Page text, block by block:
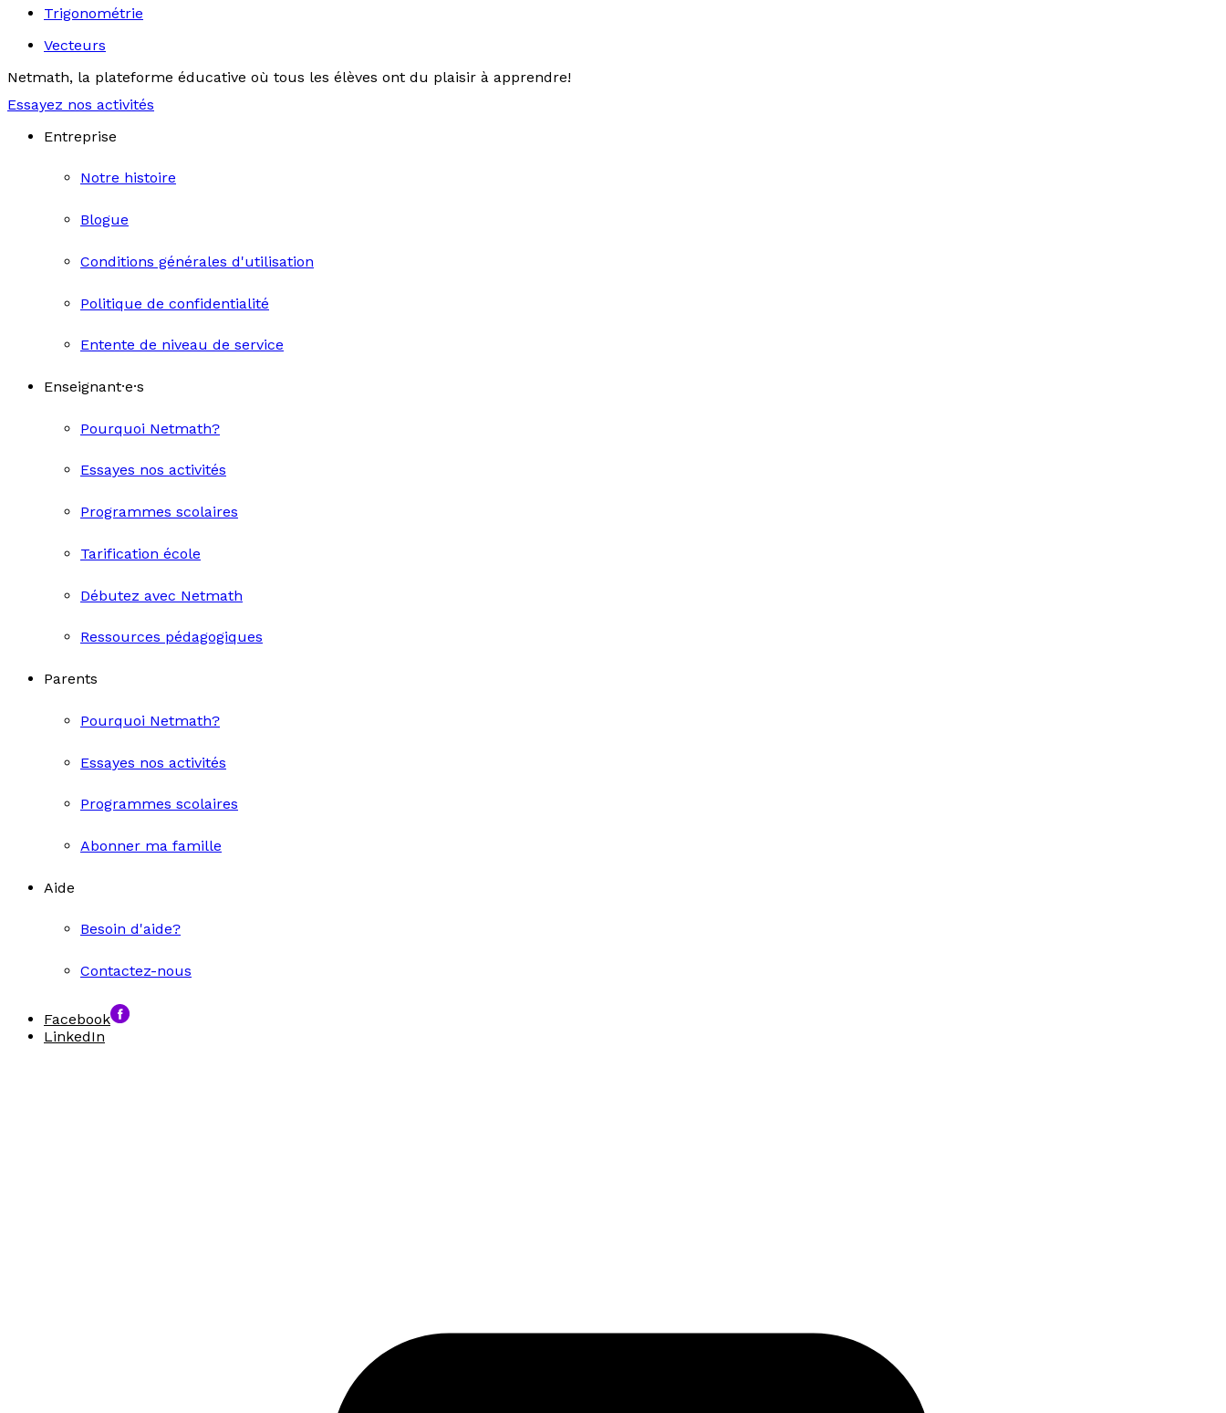
Trigonométrie
Vecteurs
Netmath, la plateforme éducative où tous les élèves ont du plaisir à apprendre!
Essayez nos activités
Entreprise
Notre histoire
Blogue
Conditions générales d'utilisation
Politique de confidentialité
Entente de niveau de service
Enseignant·e·s
Pourquoi Netmath?
Essayes nos activités
Programmes scolaires
Tarification école
Débutez avec Netmath
Ressources pédagogiques
Parents
Pourquoi Netmath?
Essayes nos activités
Programmes scolaires
Abonner ma famille
Aide
Besoin d'aide?
Contactez-nous
Facebook
LinkedIn